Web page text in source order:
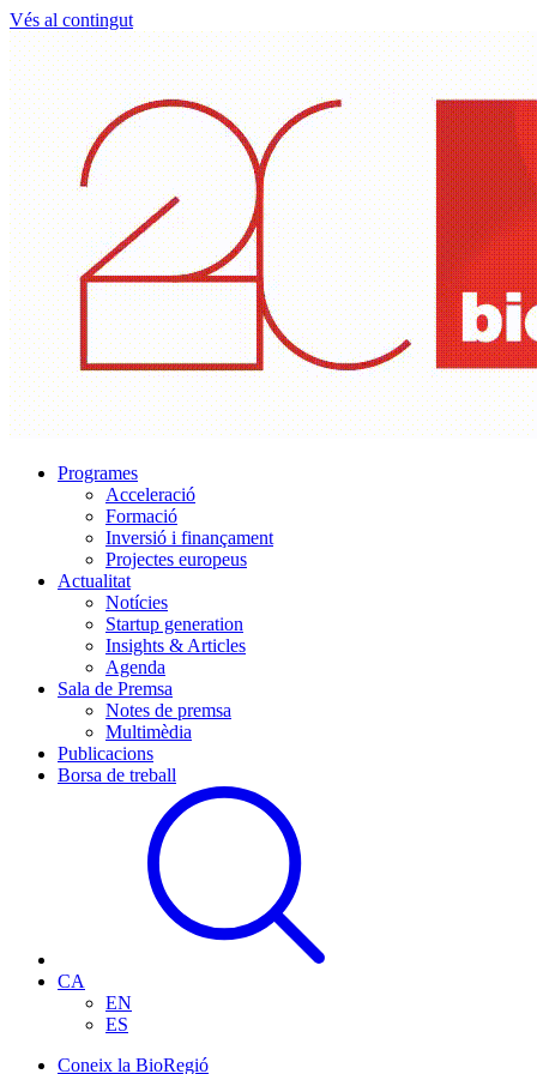
Vés al contingut
Programes
Acceleració
Formació
Inversió i finançament
Projectes europeus
Actualitat
Notícies
Startup generation
Insights & Articles
Agenda
Sala de Premsa
Notes de premsa
Multimèdia
Publicacions
Borsa de treball
CA
EN
ES
Coneix la BioRegió